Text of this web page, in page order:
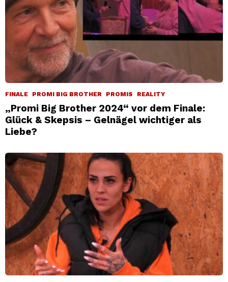
FINALE PROMI BIG BROTHER PROMIS REALITY
„Promi Big Brother 2024“ vor dem Finale:
Glück & Skepsis – Gelnägel wichtiger als
Liebe?